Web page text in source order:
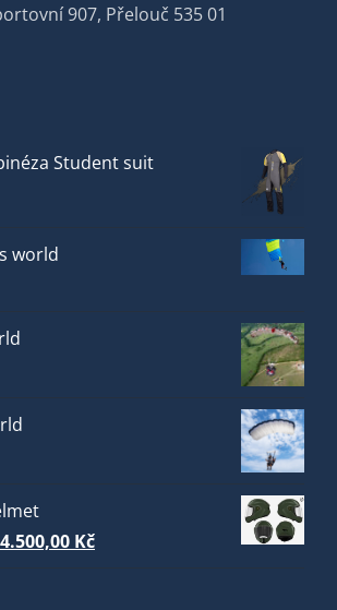
907, Přelouč 535 01
Student suit
world
KčAktuální